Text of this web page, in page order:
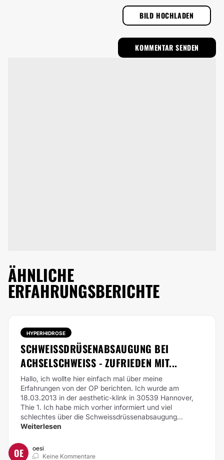
BILD HOCHLADEN
ÄHNLICHE
ERFAHRUNGSBERICHTE
HYPERHIDROSE
SCHWEISSDRÜSENABSAUGUNG BEI A
CHSELSCHWEISS - ZUFRIEDEN MIT...
Hallo, ich wollte hier einfach mal über meine
Erfahrungen von der OP berichten. Ich wurde am
18.03.2013 in der aesthetic-klink in 30539 Hannover,
Thie 1. Ich habe mich vorher informiert und viel
schlechtes über die Schweissdrüssenabsaugung...
Weiterlesen
OE
oesi
Keine Kommentare